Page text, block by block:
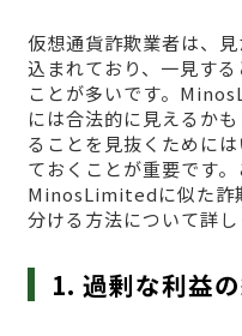
仮想通貨詐欺業者は、
込まれており、一見す
ことが多いです。
には合法的に見えるか
ることを見抜くために
ておくことが重要です。
MinosLimitedに似た詐
分ける方法について詳し
1. 過剰な利益